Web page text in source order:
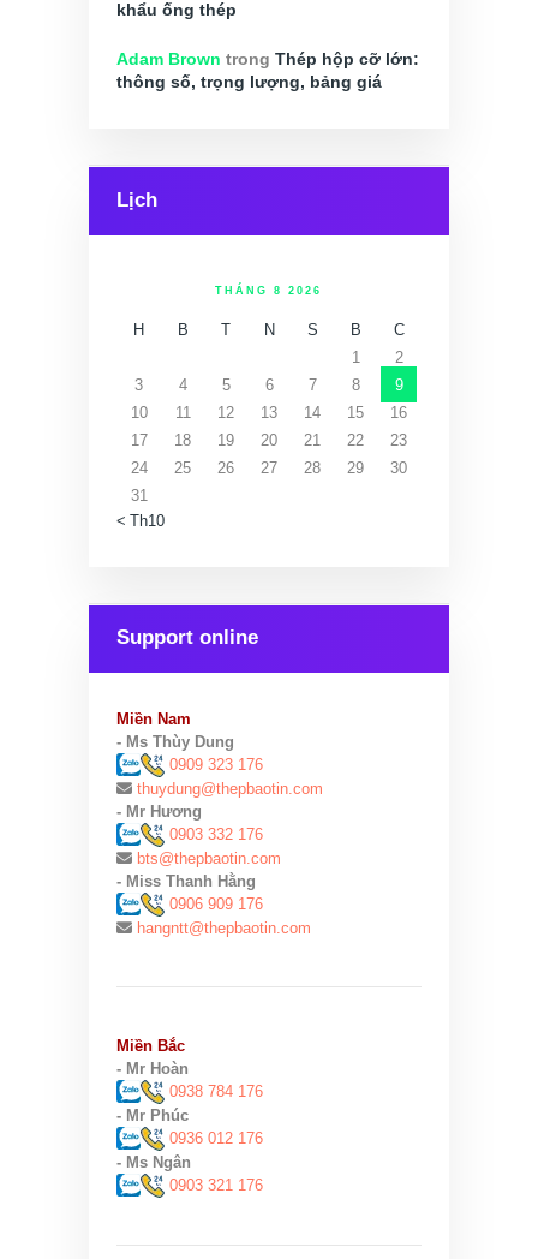
khẩu ống thép
Adam Brown trongThép hộp cỡ lớn:
thông số, trọng lượng, bảng giá
Lịch
THÁNG 8 2026
H B T N S B
C
1
2
3
4 5 6 7 8
9
10
11 12 13 14 15
16
17
18 19 20 21 22
23
24
25 26 27 28 29
30
31
« Th10
Support online
Miền Nam
- Ms Thùy Dung
0909 323 176
thuydung@thepbaotin.com
- Mr Hương
0903 332 176
bts@thepbaotin.com
- Miss Thanh Hằng
0906 909 176
hangntt@thepbaotin.com
Miền Bắc
- Mr Hoàn
0938 784 176
- Mr Phúc
0936 012 176
- Ms Ngân
0903 321 176